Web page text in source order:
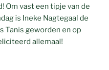
Om vast een tipje van de
is Ineke Nagtegaal de
Tanis geworden en op
allemaal!